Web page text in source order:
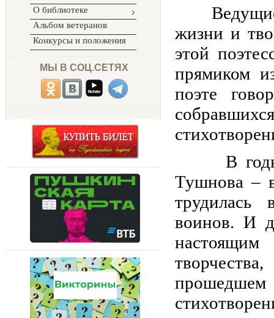
О библиотеке
Альбом ветеранов
Конкурсы и положения
МЫ В СОЦ.СЕТЯХ
Ведущие
жизни и
этой
прямиком
поэте
В годы
Тушнова –
трудилась
воинов. И
прошедшем